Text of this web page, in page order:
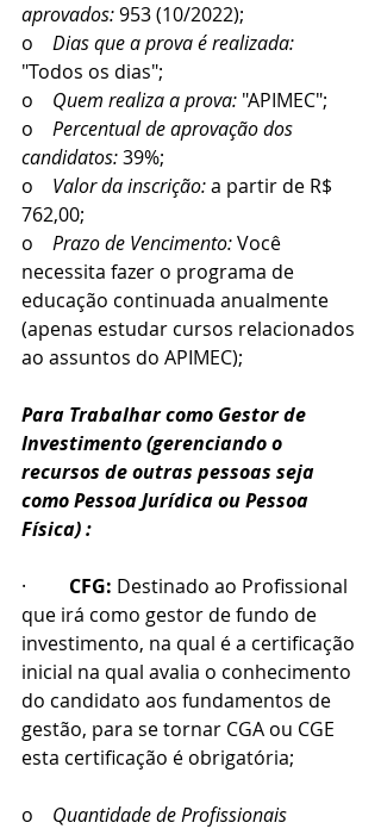
aprovados: 953 (10/2022);
o Dias que a prova é realizada:
"Todos os dias";
o Quem realiza a prova: "APIMEC";
o Percentual de aprovação dos
candidatos: 39%;
o Valor da inscrição: a partir de R$
762,00;
o Prazo de Vencimento: Você
necessita fazer o programa de
educação continuada anualmente
(apenas estudar cursos relacionados
ao assuntos do APIMEC);
Para Trabalhar como Gestor de
Investimento (gerenciando o
recursos de outras pessoas seja
como Pessoa Jurídica ou Pessoa
Física) :
· CFG: Destinado ao Profissional
que irá como gestor de fundo de
investimento, na qual é a certificação
inicial na qual avalia o conhecimento
do candidato aos fundamentos de
gestão, para se tornar CGA ou CGE
esta certificação é obrigatória;
o Quantidade de Profissionais